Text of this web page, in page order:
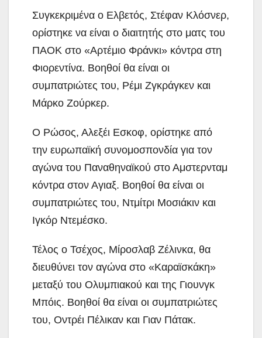
Συγκεκριμένα ο Ελβετός, Στέφαν Κλόσνερ,
ορίστηκε να είναι ο διαιτητής στο ματς του
ΠΑΟΚ στο «Αρτέμιο Φράνκι» κόντρα στη
Φιορεντίνα. Βοηθοί θα είναι οι
συμπατριώτες του, Ρέμι Ζγκράγκεν και
Μάρκο Ζούρκερ.
Ο Ρώσος, Αλεξέι Εσκοφ, ορίστηκε από
την ευρωπαϊκή συνομοσπονδία για τον
αγώνα του Παναθηναϊκού στο Αμστερνταμ
κόντρα στον Αγιαξ. Βοηθοί θα είναι οι
συμπατριώτες του, Ντμίτρι Μοσιάκιν και
Ιγκόρ Ντεμέσκο.
Τέλος ο Τσέχος, Μίροσλαβ Ζέλινκα, θα
διευθύνει τον αγώνα στο «Καραϊσκάκη»
μεταξύ του Ολυμπιακού και της Γιουνγκ
Μπόις. Βοηθοί θα είναι οι συμπατριώτες
του, Οντρέι Πέλικαν και Γιαν Πάτακ.